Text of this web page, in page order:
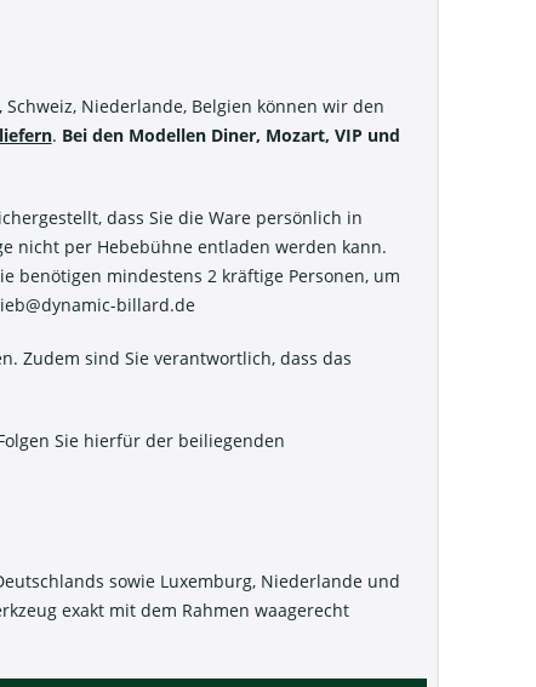
Niederlande, Belgien können wir den
. Bei den Modellen Diner, Mozart, VIP und
dass Sie die Ware persönlich in
nicht per Hebebühne entladen werden kann.
benötigen mindestens 2 kräftige Personen, um
billard.de
Zudem sind Sie verantwortlich, dass das
Sie hierfür der beiliegenden
sowie Luxemburg, Niederlande und
exakt mit dem Rahmen waagerecht